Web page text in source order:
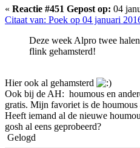
« Reactie #451 Gepost op: 04
Citaat van: Poek op 04 januari
Deze week Alpro twee
flink gehamsterd!
Hier ook al gehamsterd
Ook bij de AH: houmous en
gratis. Mijn favoriet is de houmous
Heeft iemand al de nieuwe
gosh al eens geprobeerd?
Gelogd